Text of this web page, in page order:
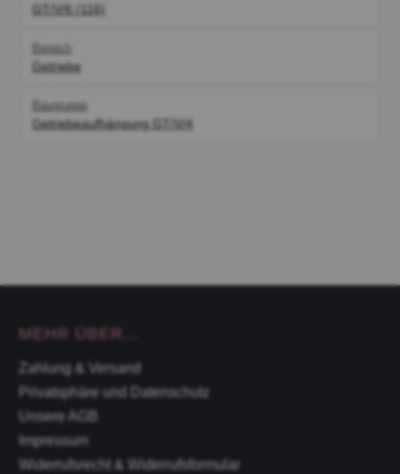
GT/V/6 (116)
Bereich
Getriebe
Baugruppe
Getriebeaufhängung GT/V/4
MEHR ÜBER...
Zahlung & Versand
Privatsphäre und Datenschutz
Unsere AGB
Impressum
Widerrufsrecht & Widerrufsformular